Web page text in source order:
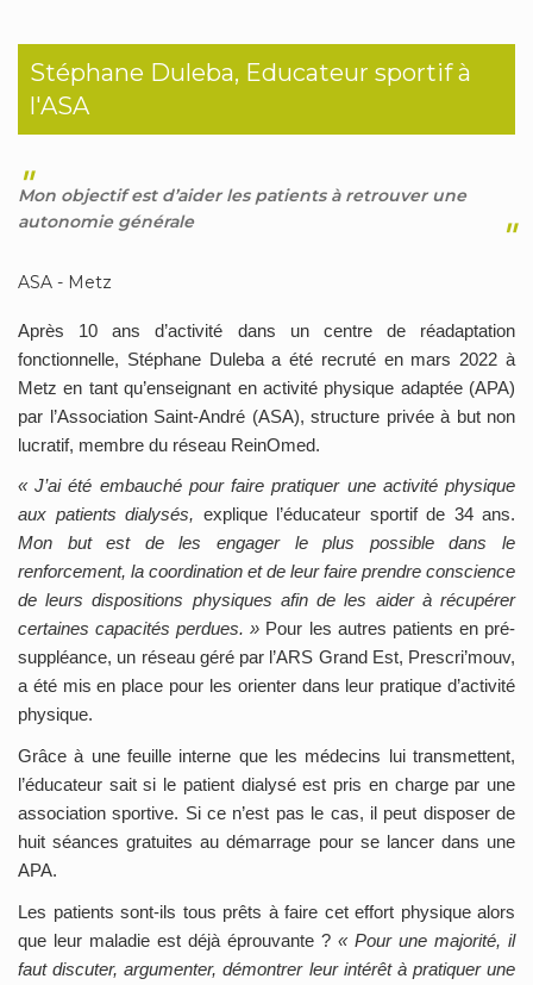
Stéphane Duleba, Educateur sportif à
l'ASA
"
Mon objectif est d’aider les patients à retrouver une
autonomie générale
"
ASA - Metz
Après 10 ans d’activité dans un centre de réadaptation
fonctionnelle, Stéphane Duleba a été recruté en mars 2022 à
Metz en tant qu’enseignant en activité physique adaptée (APA)
par l’Association Saint-André (ASA), structure privée à but non
lucratif, membre du réseau ReinOmed.
« J’ai été embauché pour faire pratiquer une activité physique
aux patients dialysés, explique l’éducateur sportif de 34 ans.
Mon but est de les engager le plus possible dans le
renforcement, la coordination et de leur faire prendre conscience
de leurs dispositions physiques afin de les aider à récupérer
certaines capacités perdues. » Pour les autres patients en pré-
suppléance, un réseau géré par l’ARS Grand Est, Prescri’mouv,
a été mis en place pour les orienter dans leur pratique d’activité
physique.
Grâce à une feuille interne que les médecins lui transmettent,
l’éducateur sait si le patient dialysé est pris en charge par une
association sportive. Si ce n’est pas le cas, il peut disposer de
huit séances gratuites au démarrage pour se lancer dans une
APA.
Les patients sont-ils tous prêts à faire cet effort physique alors
que leur maladie est déjà éprouvante ? « Pour une majorité, il
faut discuter, argumenter, démontrer leur intérêt à pratiquer une